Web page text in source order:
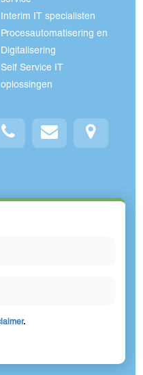
Interim IT specialisten
Procesautomatisering en
Digitalisering
Self Service IT
oplossingen
.